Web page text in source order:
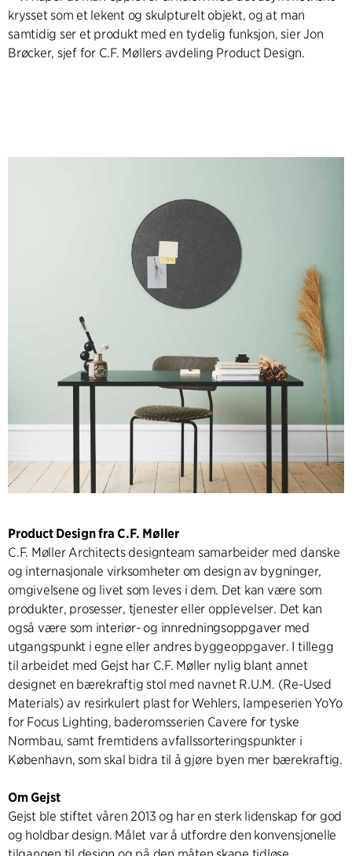
krysset som et lekent og skulpturelt objekt, og at man
samtidig ser et produkt med en tydelig funksjon, sier Jon
Brøcker, sjef for C.F. Møllers avdeling Product Design.
Product Design fra C.F. Møller
C.F. Møller Architects designteam samarbeider med danske
og internasjonale virksomheter om design av bygninger,
omgivelsene og livet som leves i dem. Det kan være som
produkter, prosesser, tjenester eller opplevelser. Det kan
også være som interiør- og innredningsoppgaver med
utgangspunkt i egne eller andres byggeoppgaver. I tillegg
til arbeidet med Gejst har C.F. Møller nylig blant annet
designet en bærekraftig stol med navnet R.U.M. (Re-Used
Materials) av resirkulert plast for Wehlers, lampeserien YoYo
for Focus Lighting, baderomsserien Cavere for tyske
Normbau, samt fremtidens avfallssorteringspunkter i
København, som skal bidra til å gjøre byen mer bærekraftig.
Om Gejst
Gejst ble stiftet våren 2013 og har en sterk lidenskap for god
og holdbar design. Målet var å utfordre den konvensjonelle